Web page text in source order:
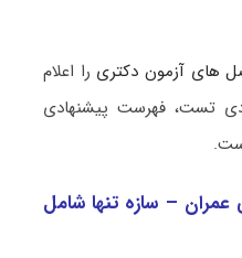
های آزمون دکتری را اعلام
تست، فهرست پیشنهادی
– سازه تنها شامل